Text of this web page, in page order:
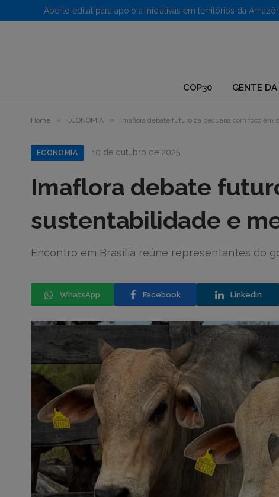
COP30 GENTE
Home » ECONOMIA » Imaflora debate futuro da pecuária com foco em
ECONOMIA 10 de outubro de 2025
Imaflora debate
sustentabilidade e
Encontro em Brasília reúne representantes do
WhatsApp Facebook LinkedIn